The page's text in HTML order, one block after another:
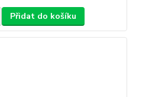
Přidat do košíku